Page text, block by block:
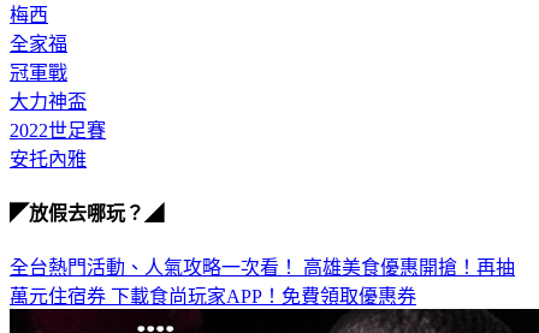
梅西
全家福
冠軍戰
大力神盃
2022世足賽
安托內雅
◤放假去哪玩？◢
全台熱門活動、人氣攻略一次看！ 高雄美食優惠開搶！再抽
萬元住宿券 下載食尚玩家APP！免費領取優惠券